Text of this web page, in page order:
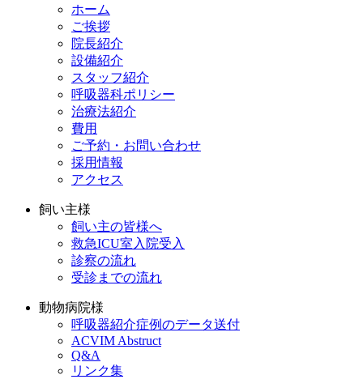
ホーム
ご挨拶
院長紹介
設備紹介
スタッフ紹介
呼吸器科ポリシー
治療法紹介
費用
ご予約・お問い合わせ
採用情報
アクセス
飼い主様
飼い主の皆様へ
救急ICU室入院受入
診察の流れ
受診までの流れ
動物病院様
呼吸器紹介症例のデータ送付
ACVIM Abstruct
Q&A
リンク集